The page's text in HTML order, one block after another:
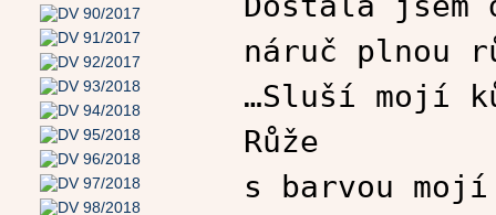
náruč plnou
…Sluší mojí
Růže
s barvou